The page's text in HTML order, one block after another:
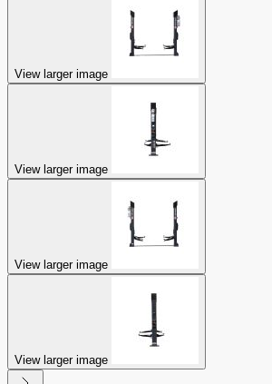
View larger image
View larger image
View larger image
View larger image